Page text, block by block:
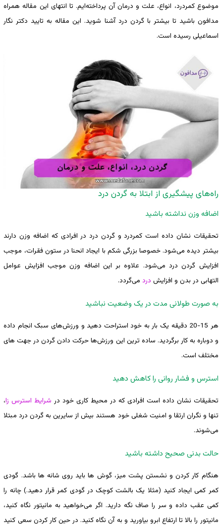
موضوع کمردرد، انواع، علت و درمان آن پرداخته‌ایم. تا انتهای این مقاله همراه
مدافون باشید تا بیشتر با گردن درد آشنا شوید. این مقاله به تایید دکتر نگار
اسماعیلی رسیده است.
راه‌های پیشگیری از ابتلا به گردن درد
اضافه وزن نداشته باشید
تحقیقات نشان داده است کمردرد و گردن درد در افرادی که اضافه وزن دارند
بیشتر دیده می‌شود. خصوصا بزرگی شکم با ایجاد انحنا در ستون فقرات، موجب
افزایش گردن درد می‌شود. علاوه بر این اضافه وزن موجب افزایش عوامل
التهابی در بدن و افزایش درد می‌گردد.
به صورت طولانی مدت در یک وضعیت نباشید
هر 15-20 دقیقه یک بار به خود استراحت دهید و ‌‌ورزش‌های سبک انجام داده
و دوباره به کار برگردید. ساده ترین این ‌‌ورزش‌ها حرکت دادن گردن در جهت های
مختلف است.
استرس و فشار روانی را کاهش دهید
تحقیقات نشان داده است افرادی که در محیط کاری خود در شرایط استرس زا،
تنها و نگران ارتقا و امنیت شغلی خود هستند بیش از سایرین به گردن درد مبتلا
می‌شوند.
حالت بدنی صحیح داشته باشید
هنگام کار کردن و نشستن پشت میز، گوش ها باید روی شانه ها باشد. گودی
کمر کمی ایجاد کنید (مثلا یک بالشت کوچک در گودی کمر قرار دهید.) چانه را
کمی عقب داده و سر را صاف نگه دارید. اگر می‌خواهید به مانیتور نگاه کنید،
مانیتور را بالا تا ارتفاع ابرو بیاورید و به آن نگاه کنید. در حین کار کردن سعی کنید